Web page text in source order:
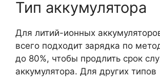
Тип аккумулятора
Для литий-ионных
всего подходит зарядка по
до 80%, чтобы продлить срок
аккумулятора. Для других типов